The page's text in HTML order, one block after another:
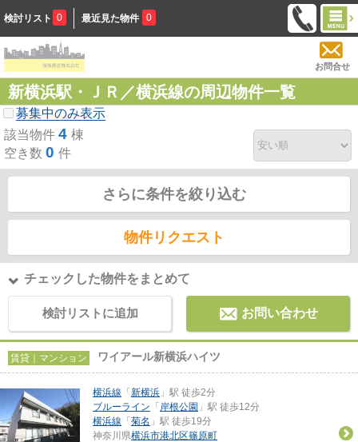
検討リスト 0 最近見た物件 0
お問合せ
新横浜駅・ＪＲ／横浜線の周辺物件一覧
募集中のみ表示
該当物件 4 棟
空き数 0 件
さらに条件を絞り込む
物件リクエスト
チェックした物件をまとめて
検討リストに追加 お問い合わせ
賃貸｜マンション ワイアール新横浜ハイツ
横浜線 「 新横浜 」駅 徒歩2分
ブルーライン 「 岸根公園 」駅 徒歩12分
横浜線 「 菊名 」駅 徒歩19分
神奈川県横浜市港北区篠原町